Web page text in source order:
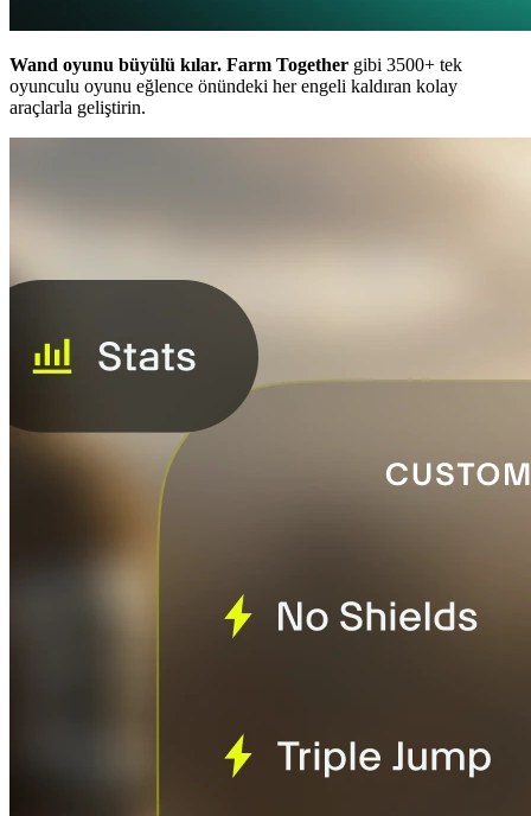
Wand oyunu büyülü kılar. Farm Together gibi 3500+ tek
oyunculu oyunu eğlence önündeki her engeli kaldıran kolay
araçlarla geliştirin.